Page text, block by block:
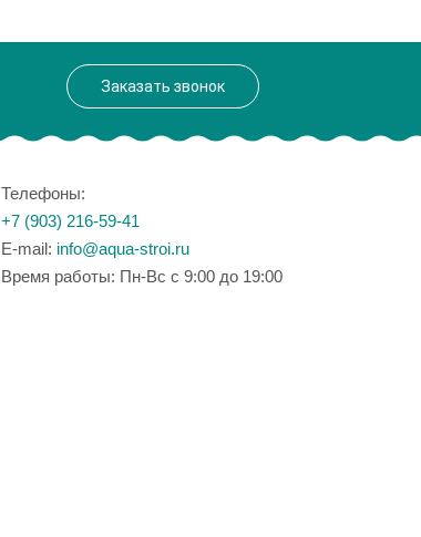
Заказать звонок
Телефоны:
+7 (903) 216-59-41
E-mail: info@aqua-stroi.ru
Время работы: Пн-Вс с 9:00 до 19:00